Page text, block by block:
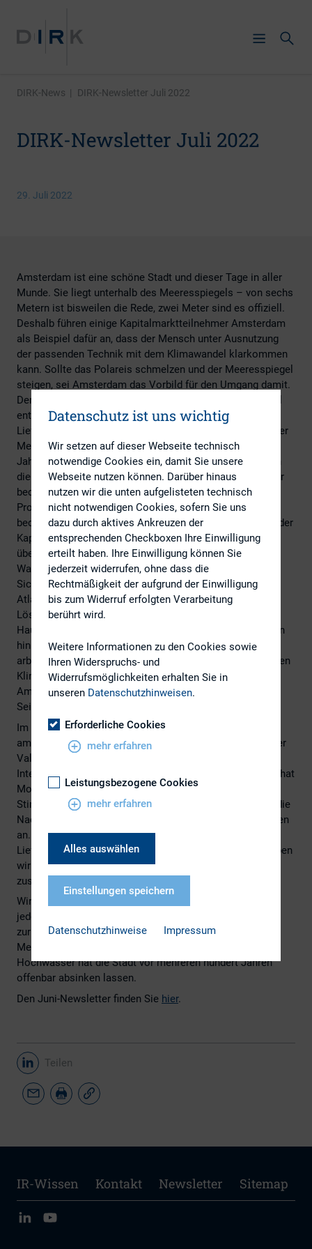
DIRK-News | DIRK-Newsletter Juli 2022
DIRK-Newsletter Juli 2022
29. Juli 2022
Amsterdam ist eine schöne Stadt und dieser Tage in aller
Munde. Sie liegt unterhalb des Meeresspiegels – von sechs
Metern ist bisweilen die Rede, zwei Meter sind es offiziell.
Deshalb führen einige Kapitalmarktteilnehmer Amsterdam
als Beispiel dafür an, dass der Mensch unter Ausnutzung
der passenden Technik mit dem Klimawandel klarkommen
kann. Sollte das Polareis schmelzen und der Meeresspiegel
steigen, sei Amsterdam das Vorbild für den Umgang damit.
Der ganze ESG-Hype lenke ihrer Ansicht nach nur von viel
entscheidenderen Themen wie Inflation, Zinsen und
Lieferengpässen ab. Mittels neuer Technologien könne der
Mensch demnach selbst dann überleben, falls in hundert
Jahren Miami unter Wasser stehe. Nun nimmt vermutlich
die Bevölkerung Amsterdams, der Malediven oder anderer
bedrohter Landstriche eine etwas andere Haltung zur
Problematik ein. Dennoch gehören besagte Stimmen
bedeutenden Leuten und es steht die Frage im Raum, ob der
Kapitalmarkt mit dem Klimaschutz nicht manchmal
übertreibt.
Was hier zum Ausdruck kommt, sind gegensätzliche
Sichtweisen, die – vor allem diesseits und jenseits des
Atlantiks – zu unterschiedlichen Bewertungen und
Lösungsansätzen führen. Während die eine Seite, die
Hauptströmung in den USA, den Klimawandel als gegeben
hinnimmt und an Technologien zu seiner Bewältigung
arbeitet, versucht die andere Seite, vor allem in Europa, den
Klimawandel mit geeigneten Maßnahmen einzudämmen.
Am Ende wird es wohl darauf hinauslaufen, dass beide
Seiten ein bisschen Recht haben.
Im Moment sieht es jedoch so aus, als würden die US-
amerikanischen Asset Manager ihren strikten Shareholder
Value Ansatz zugunsten der Einbeziehung von
Interessenslagen weiterer Stakeholder aufweichen. Dies hat
Morningstar in einer Untersuchung über das
Stimmrechtsverhalten herausgefunden. Zugleich nimmt die
Nachhaltigkeitsberichterstattung in Europa klarere Formen
an. Und damit nicht genug: Auch das Reporting zum
Lieferkettengesetz wird langsam konkret. Wie immer haben
wir Ihnen in diesem Newsletter wichtige Beiträge dazu
zusammengestellt.
Wir wünschen Ihnen eine interessante Lektüre, möchten
jedoch nochmal auf das schöne Amsterdam
zurückkommen: Die Stadt lag nicht immer unter dem
Meeresspiegel. Erst die Bautätigkeit zum Schutz vor
Hochwasser hat die Stadt vor mehreren hundert Jahren
offenbar absinken lassen.
Den Juni-Newsletter finden Sie hier.
Teilen
IR-Wissen Kontakt Newsletter Sitemap
Datenschutz ist uns wichtig
Wir setzen auf dieser Webseite technisch
notwendige Cookies ein, damit Sie unsere
Webseite nutzen können. Darüber hinaus
nutzen wir die unten aufgelisteten technisch
nicht notwendigen Cookies, sofern Sie uns
dazu durch aktives Ankreuzen der
entsprechenden Checkboxen Ihre Einwilligung
erteilt haben. Ihre Einwilligung können Sie
jederzeit widerrufen, ohne dass die
Rechtmäßigkeit der aufgrund der Einwilligung
bis zum Widerruf erfolgten Verarbeitung
berührt wird.
Weitere Informationen zu den Cookies sowie
Ihren Widerspruchs- und
Widerrufsmöglichkeiten erhalten Sie in
unseren Datenschutzhinweisen.
Erforderliche Cookies
mehr erfahren
Leistungsbezogene Cookies
mehr erfahren
Alles auswählen
Einstellungen speichern
Datenschutzhinweise Impressum